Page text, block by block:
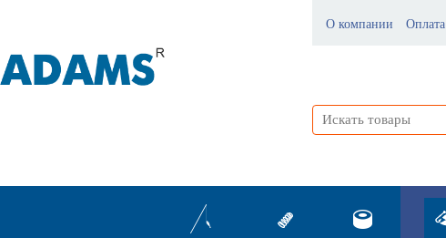
О компании Оплата